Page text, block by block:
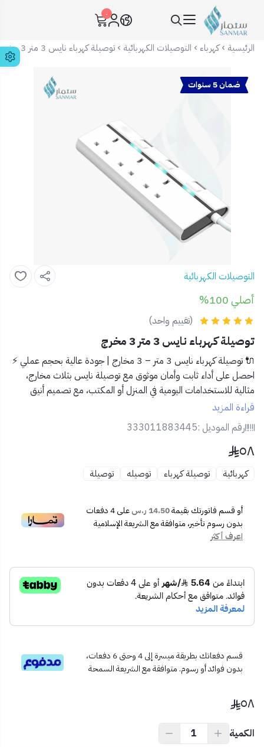
سنمار Sanmar
٠
الرئيسية كهرباء التوصيلات الكهربائية توصيلة كهرباء نايس 3 متر 3 مخرج
ضمان 5 سنوات
التوصيلات الكهربائية
أصلي 100%
(تقييم واحد)
توصيلة كهرباء نايس 3 متر 3 مخرج
🔌 توصيلة كهرباء نايس 3 متر – 3 مخارج | جودة عالية بحجم عملي ⚡
احصل على أداء ثابت وأمان موثوق مع توصيلة نايس بثلاث مخارج،
مثالية للاستخدامات اليومية في المنزل أو المكتب، مع تصميم أنيق
وسلك بطول مثالي.
✅ المميزات:
🔌 3 مخارج كهربائية
لتوصيل الأجهزة الأساسية بكل سهولة.
📏
💡مفتاح تشغيل رئيسي بإضاءةللتحكم الكامل بالطاقة.
والطويل.
🧰 مثالية لـ:
المكاتب، غرف النوم، شحن الأجهزة الذكية، تشغيل الشاشات، أجهزة
⚠️ نصيحة احترافية:
ضع التوصيلة في مكان جاف وبارد، ويفضل فصلها عن الكهرباء عند
عدم الاستخدام للحفاظ على عمرها التشغيلي.
قراءة المزيد
رقم الموديل :333011883445
٥٨
كهربائية توصيلة كهرباء توصيله توصيلة
أو قسم فاتورتك بقيمة14.50 ر.س على4دفعات
بدون رسوم تأخير، متوافقة مع الشريعة الإسلامية
اعرف أكثر
قسم دفعاتك بطريقة ميسرة إلى 4 وحتى 6 دفعات،
بدون فوائد أو رسوم. متوافقة مع الشريعة السمحة
٥٨
الكمية